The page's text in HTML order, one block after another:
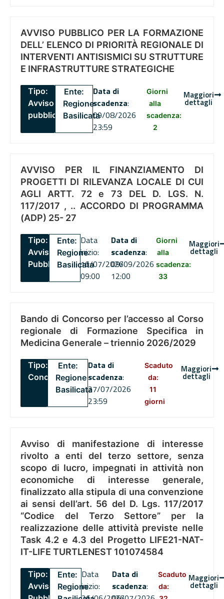
AVVISO PUBBLICO PER LA FORMAZIONE
DELL’ ELENCO DI PRIORITÀ REGIONALE DI
INTERVENTI ANTISISMICI SU STRUTTURE
E INFRASTRUTTURE STRATEGICHE
Tipo:
Avviso
pubblico
Ente:
Regione
Basilicata
Data di
scadenza:
09/08/2026
23:59
Giorni
alla
scadenza:
2
Maggiori
dettagli
AVVISO PER IL FINANZIAMENTO DI
PROGETTI DI RILEVANZA LOCALE DI CUI
AGLI ARTT. 72 e 73 DEL D. LGS. N.
117/2017 , .. ACCORDO DI PROGRAMMA
(ADP) 25- 27
Tipo:
Avviso
Pubblico
Ente:
Regione
Basilicata
Data
inizio:
16/07/2026
09:00
Data di
scadenza:
09/09/2026
12:00
Giorni
alla
scadenza:
33
Maggiori
dettagli
Bando di Concorso per l’accesso al Corso
regionale di Formazione Specifica in
Medicina Generale – triennio 2026/2029
Tipo:
Concorsi
Ente:
Regione
Basilicata
Data di
scadenza:
27/07/2026
23:59
Scaduto
da:
11
giorni
Maggiori
dettagli
Avviso di manifestazione di interesse
rivolto a enti del terzo settore, senza
scopo di lucro, impegnati in attività non
economiche di interesse generale,
finalizzato alla stipula di una convenzione
ai sensi dell’art. 56 del D. Lgs. 117/2017
“Codice del Terzo Settore” per la
realizzazione delle attività previste nelle
Task 4.2 e 4.3 del Progetto LIFE21-NAT-
IT-LIFE TURTLENEST 101074584
Tipo:
Avviso
Ente:
Regione
Data
inizio:
Data di
scadenza:
Scaduto
da:
Maggiori
dettagli